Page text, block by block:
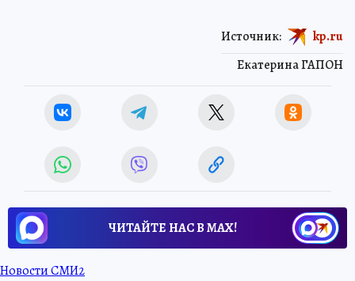
Екатерина ГАПОН
Источник: kp.ru
ЧИТАЙТЕ НАС В МАХ!
Новости СМИ2